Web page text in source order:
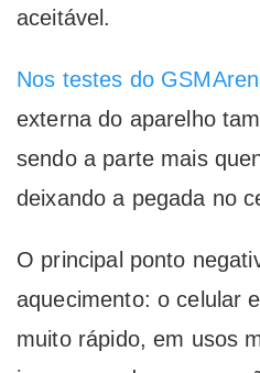
aceitável.
Nos testes do
externa do aparelho
sendo a parte mais
deixando a pegada no
O principal ponto
aquecimento: o celular
muito rápido, em usos